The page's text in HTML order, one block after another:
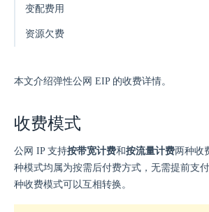
变配费用
资源欠费
本文介绍弹性公网 EIP 的收费详情。
收费模式
公网 IP 支持按带宽计费和按流量计费两种收
种模式均属为按需后付费方式，无需提前支
种收费模式可以互相转换。